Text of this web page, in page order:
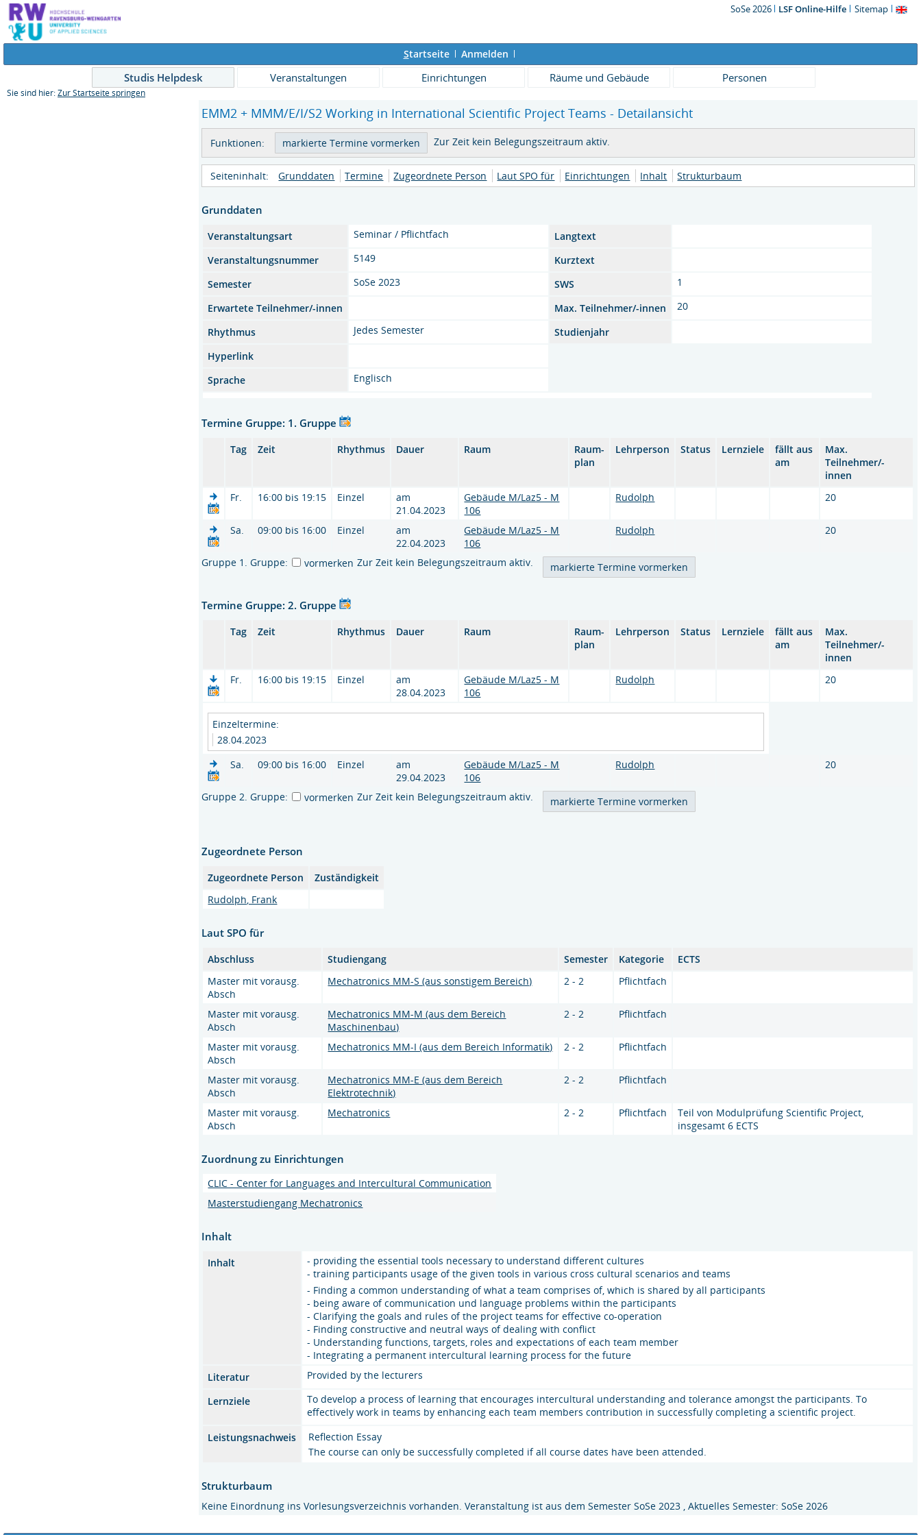
SoSe 2026 LSF Online-Hilfe Sitemap
Startseite Anmelden
Studis Helpdesk Veranstaltungen Einrichtungen Räume und Gebäude Personen
Sie sind hier: Zur Startseite springen
EMM2 + MMM/E/I/S2 Working in International Scientific Project Teams - Detailansicht
Funktionen: Zur Zeit kein Belegungszeitraum aktiv.
Seiteninhalt: Grunddaten Termine Zugeordnete Person Laut SPO für Einrichtungen Inhalt Strukturbaum
Grunddaten
Veranstaltungsart Seminar / Pflichtfach
Langtext
Veranstaltungsnummer
5149
Kurztext
Semester
SoSe 2023 SWS
1
Erwartete Teilnehmer/-innen
Max. Teilnehmer/-innen
20
Rhythmus
Jedes Semester
Studienjahr
Hyperlink
Sprache
Englisch
Termine Gruppe: 1. Gruppe
Tag Zeit Rhythmus Dauer Raum
Raum-
plan
Lehrperson Status Lernziele
fällt aus
am
Max.
Teilnehmer/-
innen
Fr.
16:00 bis 19:15 Einzel
am
21.04.2023
Gebäude M/Laz5 - M
106
Rudolph 20
Sa. 09:00 bis 16:00 Einzel
am
22.04.2023
Gebäude M/Laz5 - M
106
Rudolph 20
Gruppe 1. Gruppe: vormerken Zur Zeit kein Belegungszeitraum aktiv.
Termine Gruppe: 2. Gruppe
Tag Zeit Rhythmus Dauer Raum
Raum-
plan
Lehrperson Status Lernziele
fällt aus
am
Max.
Teilnehmer/-
innen
Fr.
16:00 bis 19:15 Einzel
am
28.04.2023
Gebäude M/Laz5 - M
106
Rudolph 20
Einzeltermine:
28.04.2023
Sa.
09:00 bis 16:00 Einzel
am
29.04.2023
Gebäude M/Laz5 - M
106
Rudolph 20
Gruppe 2. Gruppe: vormerken Zur Zeit kein Belegungszeitraum aktiv.
Zugeordnete Person
Zugeordnete Person
Zuständigkeit
Rudolph, Frank
Laut SPO für
Abschluss Studiengang Semester Kategorie
ECTS
Master mit vorausg.
Absch
Mechatronics MM-S (aus sonstigem Bereich) 2 - 2 Pflichtfach
Master mit vorausg.
Absch
Mechatronics MM-M (aus dem Bereich
Maschinenbau)
2 - 2 Pflichtfach
Master mit vorausg.
Absch
Mechatronics MM-I (aus dem Bereich Informatik) 2 - 2 Pflichtfach
Master mit vorausg.
Absch
Mechatronics MM-E (aus dem Bereich
Elektrotechnik)
2 - 2 Pflichtfach
Master mit vorausg.
Absch
Mechatronics 2 - 2 Pflichtfach
Teil von Modulprüfung Scientific Project,
insgesamt 6 ECTS
Zuordnung zu Einrichtungen
CLIC - Center for Languages and Intercultural Communication
Masterstudiengang Mechatronics
Inhalt
Inhalt
- providing the essential tools necessary to understand different cultures
- training participants usage of the given tools in various cross cultural scenarios and teams
- Finding a common understanding of what a team comprises of, which is shared by all participants
- being aware of communication und language problems within the participants
- Clarifying the goals and rules of the project teams for effective co-operation
- Finding constructive and neutral ways of dealing with conflict
- Understanding functions, targets, roles and expectations of each team member
- Integrating a permanent intercultural learning process for the future
Literatur
Provided by the lecturers
Lernziele
To develop a process of learning that encourages intercultural understanding and tolerance amongst the participants. To
effectively work in teams by enhancing each team members contribution in successfully completing a scientific project.
Leistungsnachweis
Reflection Essay
The course can only be successfully completed if all course dates have been attended.
Strukturbaum
Keine Einordnung ins Vorlesungsverzeichnis vorhanden. Veranstaltung ist aus dem Semester SoSe 2023 , Aktuelles Semester: SoSe 2026